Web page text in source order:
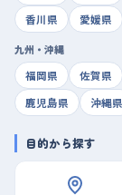
香川県
愛媛県
九州・沖縄
福岡県
佐賀県
鹿児島県
沖縄県
目的から探す